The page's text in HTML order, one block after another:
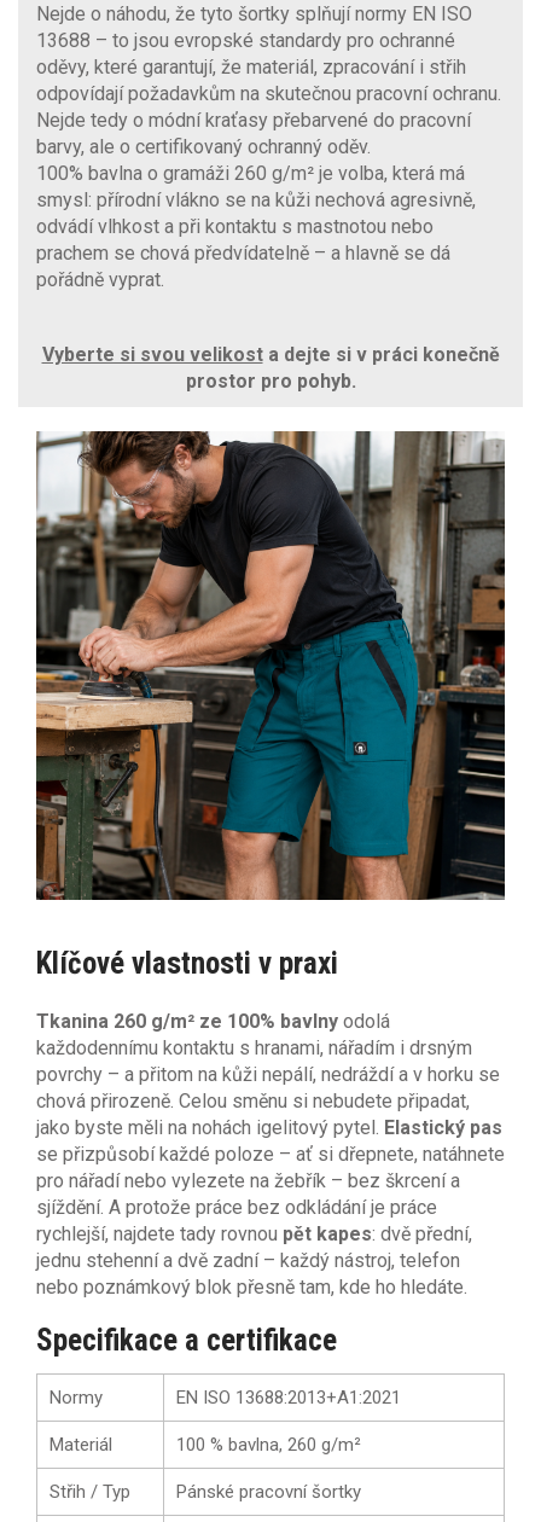
Nejde o náhodu, že tyto šortky splňují normy EN ISO
13688 – to jsou evropské standardy pro ochranné
oděvy, které garantují, že materiál, zpracování i střih
odpovídají požadavkům na skutečnou pracovní ochranu.
Nejde tedy o módní kraťasy přebarvené do pracovní
barvy, ale o certifikovaný ochranný oděv.
100% bavlna o gramáži 260 g/m² je volba, která má
smysl: přírodní vlákno se na kůži nechová agresivně,
odvádí vlhkost a při kontaktu s mastnotou nebo
prachem se chová předvídatelně – a hlavně se dá
pořádně vyprat.
Vyberte si svou velikosta dejte si v práci konečně
prostor pro pohyb.
Klíčové vlastnosti v praxi
Tkanina 260 g/m² ze 100% bavlny odolá
každodennímu kontaktu s hranami, nářadím i drsným
povrchy – a přitom na kůži nepálí, nedráždí a v horku se
chová přirozeně. Celou směnu si nebudete připadat,
jako byste měli na nohách igelitový pytel. Elastický pas
se přizpůsobí každé poloze – ať si dřepnete, natáhnete
pro nářadí nebo vylezete na žebřík – bez škrcení a
sjíždění. A protože práce bez odkládání je práce
rychlejší, najdete tady rovnou pět kapes: dvě přední,
jednu stehenní a dvě zadní – každý nástroj, telefon
nebo poznámkový blok přesně tam, kde ho hledáte.
Specifikace a certifikace
Normy EN ISO 13688:2013+A1:2021
Materiál 100 % bavlna, 260 g/m²
Střih / Typ Pánské pracovní šortky